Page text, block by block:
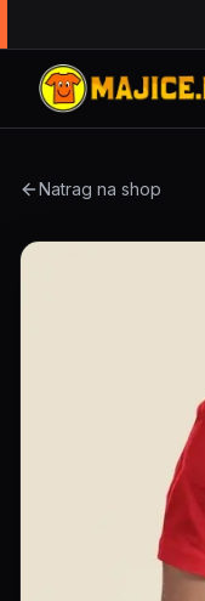
Natrag na shop